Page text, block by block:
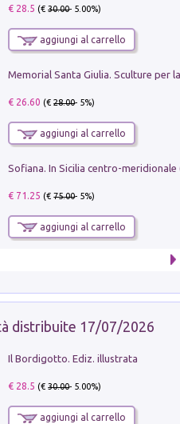
€ 28.5 (€30.00- 5.00%)
aggiungi al carrello
€ 26.60 (€28.00- 5%)
aggiungi al carrello
€ 71.25 (€75.00- 5%)
aggiungi al carrello
distribuite 17/07/2026
Il Bordigotto. Ediz. illustrata
€ 28.5 (€30.00- 5.00%)
aggiungi al carrello